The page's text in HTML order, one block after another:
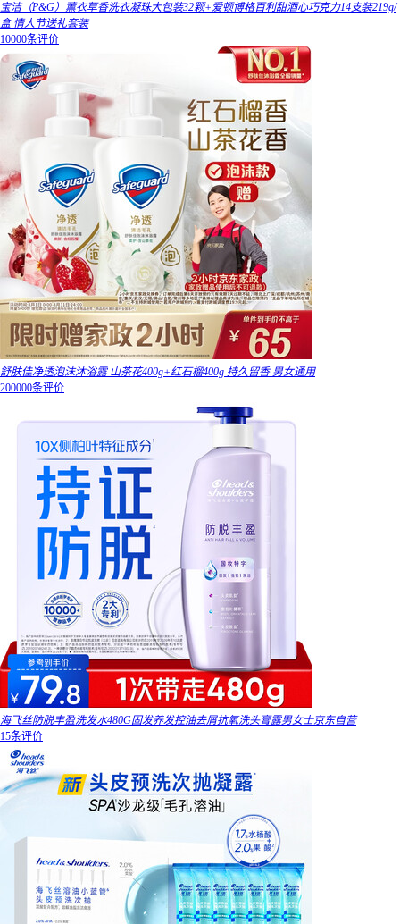
宝洁（P&G）薰衣草香洗衣凝珠大包装32颗+爱顿博格百利甜酒心巧克力14支装219g/
盒 情人节送礼套装
10000条评价
舒肤佳净透泡沫沐浴露 山茶花400g+红石榴400g 持久留香 男女通用
200000条评价
海飞丝防脱丰盈洗发水480G固发养发控油去屑抗氧洗头膏露男女士京东自营
15条评价